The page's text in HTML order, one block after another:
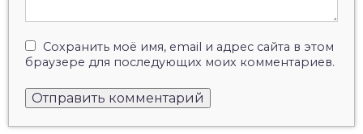
Сохранить моё имя, email и адрес сайта в этом
браузере для последующих моих комментариев.